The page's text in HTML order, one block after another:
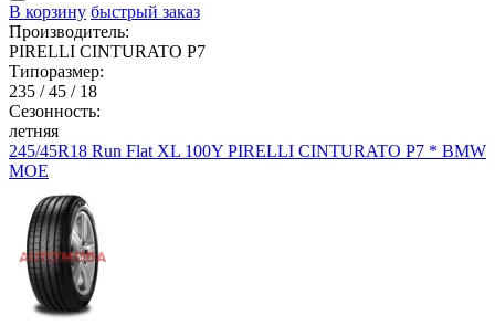
В корзину быстрый заказ
Производитель:
PIRELLI CINTURATO P7
Типоразмер:
235 / 45 / 18
Сезонность:
летняя
245/45R18 Run Flat XL 100Y PIRELLI CINTURATO P7 * BMW
MOE